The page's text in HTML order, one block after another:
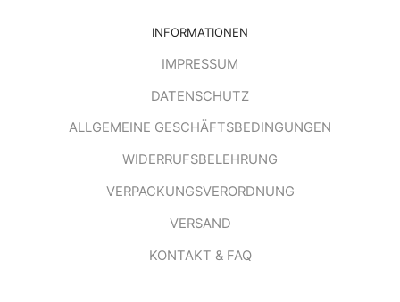
INFORMATIONEN
IMPRESSUM
DATENSCHUTZ
ALLGEMEINE GESCHÄFTSBEDINGUNGEN
WIDERRUFSBELEHRUNG
VERPACKUNGSVERORDNUNG
VERSAND
KONTAKT & FAQ